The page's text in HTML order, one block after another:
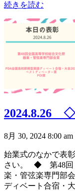
続きを読む
2024.8.26
8月 30, 2024 8:00 am
始業式のなかで表
さい。 ◆ 第48
楽・管弦楽専門
ディベート合宿・